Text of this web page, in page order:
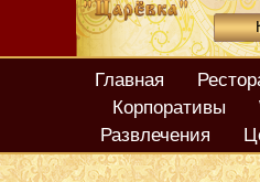
Главная
Корпоративы
Развлечения